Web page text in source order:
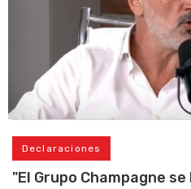
Declaraciones
"El Grupo Champagne